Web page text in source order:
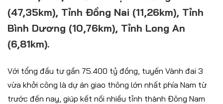
(47,35km), Tỉnh Đồng Nai (11,26km), Tỉnh
Bình Dương (10,76km), Tỉnh Long An
(6,81km).
Với tổng đầu tư gần 75.400 tỷ đồng, tuyến Vành đai 3
vừa khởi công là dự án giao thông lớn nhất phía Nam từ
trước đến nay, giúp kết nối nhiều tỉnh thành Đông Nam